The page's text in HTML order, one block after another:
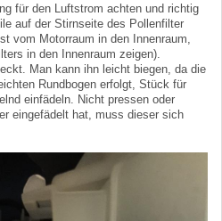
für den Luftstrom achten und richtig
auf der Stirnseite des Pollenfilter
vom Motorraum in den Innenraum,
in den Innenraum zeigen).
Man kann ihn leicht biegen, da die
Rundbogen erfolgt, Stück für
einfädeln. Nicht pressen oder
eingefädelt hat, muss dieser sich